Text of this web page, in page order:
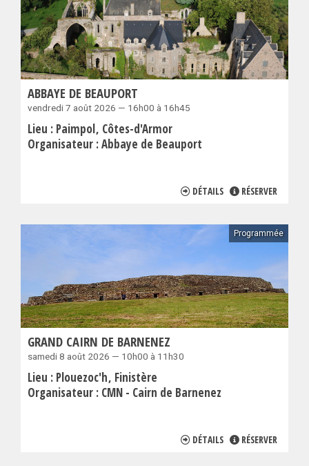
ABBAYE DE BEAUPORT
vendredi 7 août 2026 — 16h00 à 16h45
Lieu : Paimpol Côtes-d'Armor
Organisateur :Abbaye de Beauport
DÉTAILS RÉSERVER
Programmée
GRAND CAIRN DE BARNENEZ
samedi 8 août 2026 — 10h00 à 11h30
Lieu : Plouezoc'h Finistère
Organisateur : CMN - Cairn de Barnenez
DÉTAILS RÉSERVER